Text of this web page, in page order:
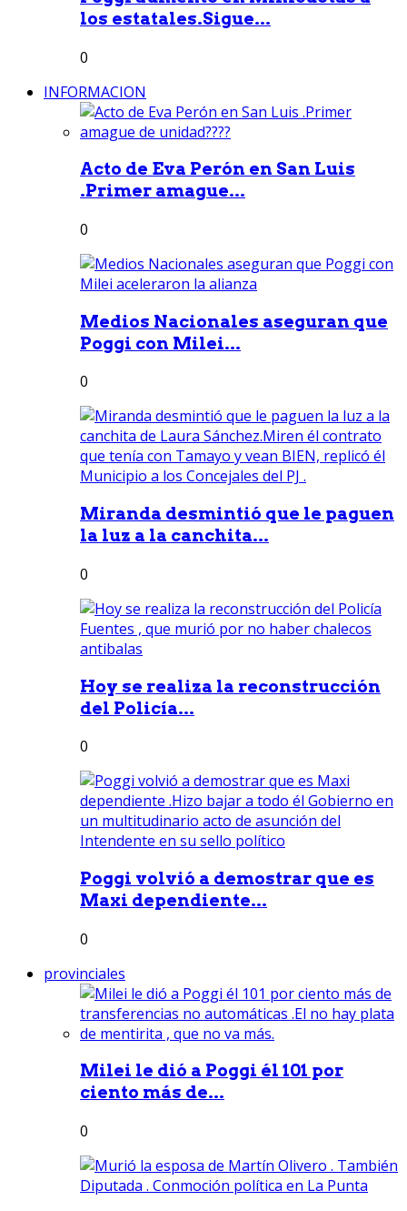
los estatales.Sigue...
0
INFORMACION
Acto de Eva Perón en San Luis
.Primer amague...
0
Medios Nacionales aseguran que
Poggi con Milei...
0
Miranda desmintió que le paguen
la luz a la canchita...
0
Hoy se realiza la reconstrucción
del Policía...
0
Poggi volvió a demostrar que es
Maxi dependiente...
0
provinciales
Milei le dió a Poggi él 101 por
ciento más de...
0